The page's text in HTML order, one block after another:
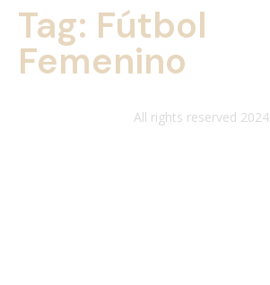
Tag: Fútbol
Femenino
All rights reserved 2024